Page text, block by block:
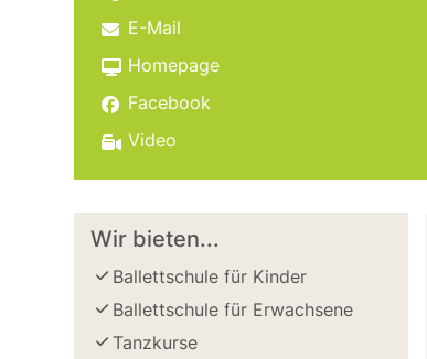
E-Mail
Homepage
Facebook
Video
Wir bieten...
Ballettschule für Kinder
Ballettschule für Erwachsene
Tanzkurse